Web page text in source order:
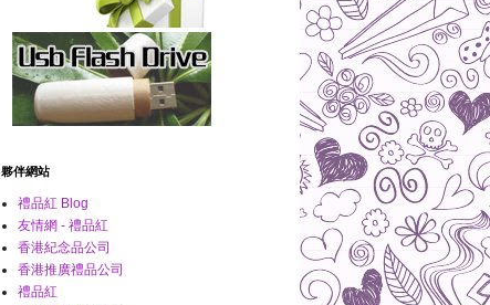
夥伴網站
禮品紅 Blog
友情網 - 禮品紅
香港紀念品公司
香港推廣禮品公司
禮品紅